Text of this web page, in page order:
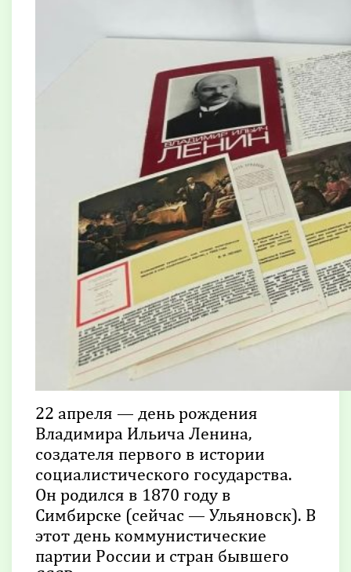
22 апреля — день рождения
Владимира Ильича Ленина,
создателя первого в истории
социалистического государства.
Он родился в 1870 году в
Симбирске (сейчас — Ульяновск). В
этот день коммунистические
партии России и стран бывшего